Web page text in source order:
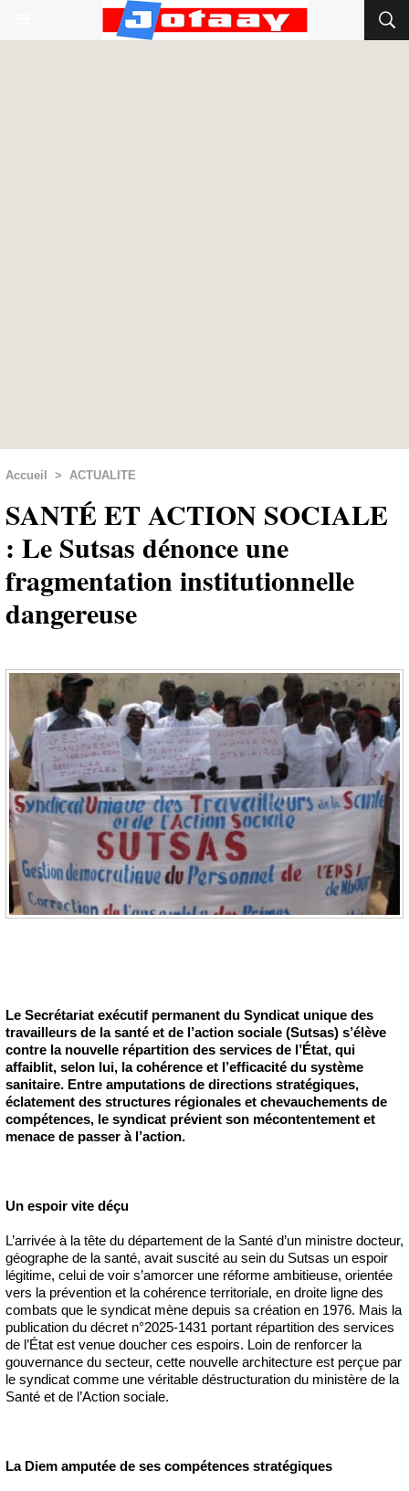
Accueil > ACTUALITE
SANTÉ ET ACTION SOCIALE
: Le Sutsas dénonce une
fragmentation institutionnelle
dangereuse
Le Secrétariat exécutif permanent du Syndicat unique des
travailleurs de la santé et de l’action sociale (Sutsas) s’élève
contre la nouvelle répartition des services de l’État, qui
affaiblit, selon lui, la cohérence et l’efficacité du système
sanitaire. Entre amputations de directions stratégiques,
éclatement des structures régionales et chevauchements de
compétences, le syndicat prévient son mécontentement et
menace de passer à l’action.
Un espoir vite déçu
L’arrivée à la tête du département de la Santé d’un ministre docteur,
géographe de la santé, avait suscité au sein du Sutsas un espoir
légitime, celui de voir s’amorcer une réforme ambitieuse, orientée
vers la prévention et la cohérence territoriale, en droite ligne des
combats que le syndicat mène depuis sa création en 1976. Mais la
publication du décret n°2025-1431 portant répartition des services
de l’État est venue doucher ces espoirs. Loin de renforcer la
gouvernance du secteur, cette nouvelle architecture est perçue par
le syndicat comme une véritable déstructuration du ministère de la
Santé et de l’Action sociale.
La Diem amputée de ses compétences stratégiques